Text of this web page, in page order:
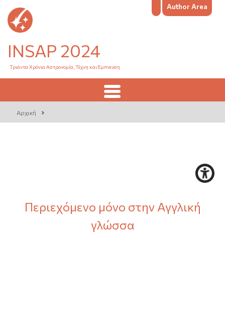
INSAP 2024
Τριάντα Χρόνια Αστρονομία, Τέχνη και Έμπνευση
Author Area
Αρχική
Περιεχόμενο μόνο στην Αγγλική
γλώσσα